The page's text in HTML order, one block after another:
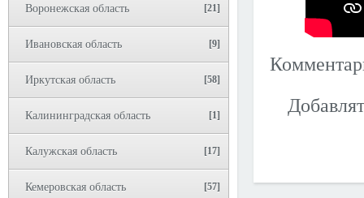
Воронежская область [21]
Ивановская область [9]
Иркутская область [58]
Калининградская область [1]
Калужская область [17]
Кемеровская область [57]